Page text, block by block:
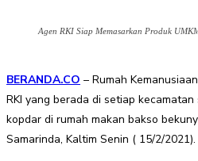
Agen RKI Siap Memasarkan Produk
BERANDA.CO – Rumah
RKI yang berada di setiap
kopdar di rumah makan bakso
Samarinda, Kaltim Senin ( 15/2/2021).